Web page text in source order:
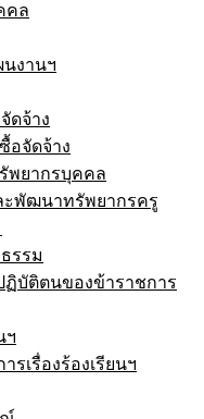
คล
งานฯ
ดจ้าง
อจัดจ้าง
พยากรบุคคล
ะพัฒนาทรัพยากรครู
รรม
ฏิบัติตนของข้าราชการ
ฯ
รเรื่องร้องเรียนฯ